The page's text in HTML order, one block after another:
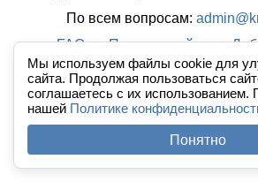
Мы используем файлы cookie для
сайта. Продолжая пользоваться
соглашаетесь с их
нашей Политике
Понятно
По всем вопросам:
FAQ
· Правила сайта ·
Полная версия
· Новый